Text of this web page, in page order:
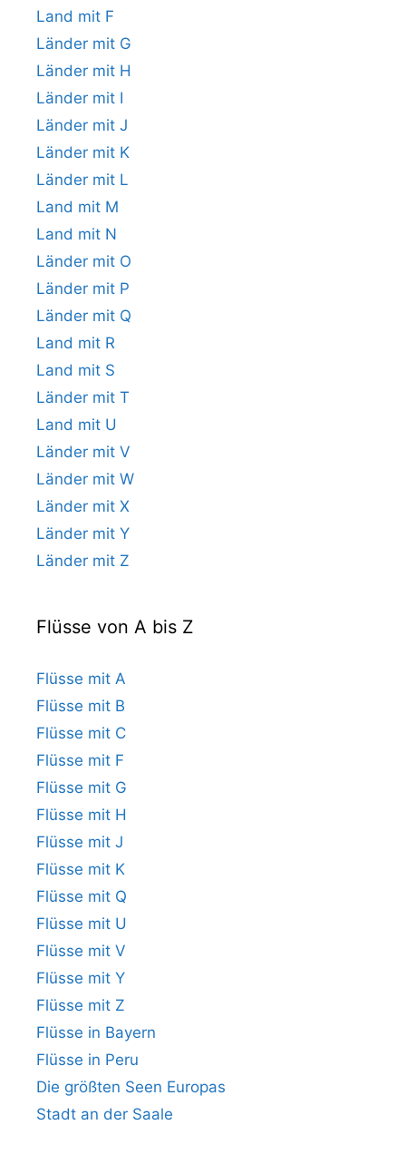
Land mit F
Länder mit G
Länder mit H
Länder mit I
Länder mit J
Länder mit K
Länder mit L
Land mit M
Land mit N
Länder mit O
Länder mit P
Länder mit Q
Land mit R
Land mit S
Länder mit T
Land mit U
Länder mit V
Länder mit W
Länder mit X
Länder mit Y
Länder mit Z
Flüsse von A bis Z
Flüsse mit A
Flüsse mit B
Flüsse mit C
Flüsse mit F
Flüsse mit G
Flüsse mit H
Flüsse mit J
Flüsse mit K
Flüsse mit Q
Flüsse mit U
Flüsse mit V
Flüsse mit Y
Flüsse mit Z
Flüsse in Bayern
Flüsse in Peru
Die größten Seen Europas
Stadt an der Saale